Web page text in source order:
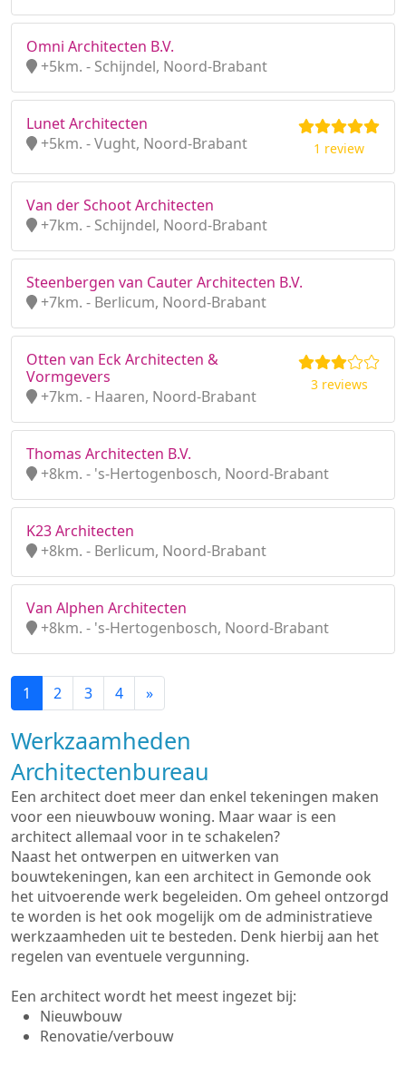
Omni Architecten B.V.
+5km. - Schijndel, Noord-Brabant
Lunet Architecten
+5km. - Vught, Noord-Brabant
1 review
Van der Schoot Architecten
+7km. - Schijndel, Noord-Brabant
Steenbergen van Cauter Architecten B.V.
+7km. - Berlicum, Noord-Brabant
Otten van Eck Architecten &
Vormgevers
+7km. - Haaren, Noord-Brabant
3 reviews
Thomas Architecten B.V.
+8km. - 's-Hertogenbosch, Noord-Brabant
K23 Architecten
+8km. - Berlicum, Noord-Brabant
Van Alphen Architecten
+8km. - 's-Hertogenbosch, Noord-Brabant
1 2 3 4 »
Werkzaamheden
Architectenbureau
Een architect doet meer dan enkel tekeningen maken
voor een nieuwbouw woning. Maar waar is een
architect allemaal voor in te schakelen?
Naast het ontwerpen en uitwerken van
bouwtekeningen, kan een architect in Gemonde ook
het uitvoerende werk begeleiden. Om geheel ontzorgd
te worden is het ook mogelijk om de administratieve
werkzaamheden uit te besteden. Denk hierbij aan het
regelen van eventuele vergunning.
Een architect wordt het meest ingezet bij:
Nieuwbouw
Renovatie/verbouw